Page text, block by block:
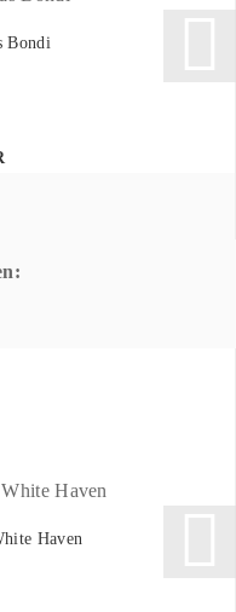
Bondi
Haven